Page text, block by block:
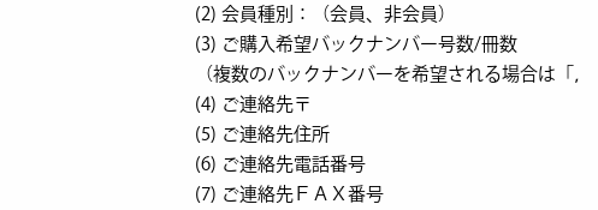
(2) 会員種別：（会員、非会員）
(3) ご購入希望バックナンバー号数/冊数
（複数のバックナンバーを希望される場合は「
(4) ご連絡先〒
(5) ご連絡先住所
(6) ご連絡先電話番号
(7) ご連絡先ＦＡＸ番号